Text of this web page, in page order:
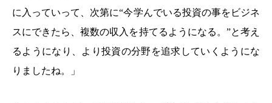
に入っていって、次第に“今学んでいる投資の事をビジネ
スにできたら、複数の収入を持てるようになる。”と考え
るようになり、より投資の分野を追求していくようにな
りましたね。」